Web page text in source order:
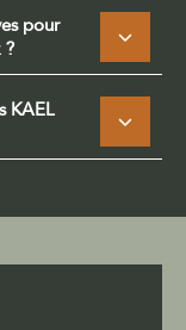
pour
?
KAEL